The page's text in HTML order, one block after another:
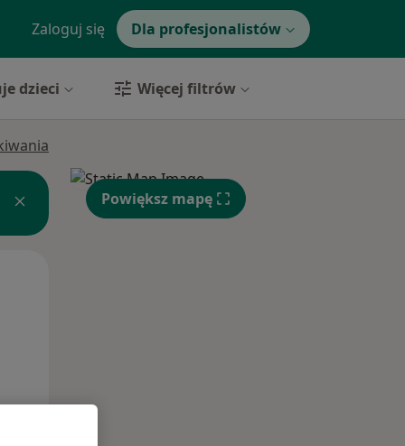
Zaloguj się Dla profesjonalistów
dzieci Więcej filtrów
Powiększ mapę